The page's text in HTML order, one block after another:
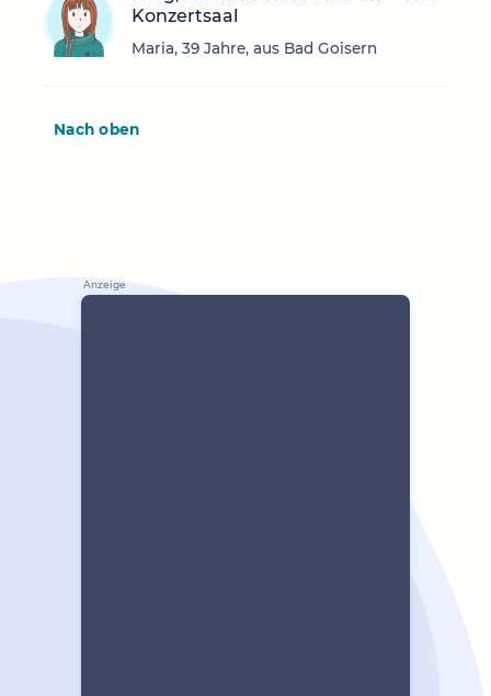
Konzertsaal
Maria, 39 Jahre, aus Bad Goisern
Nach oben